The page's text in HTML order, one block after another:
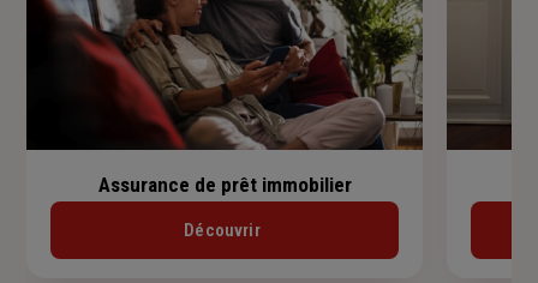
Assurance de prêt immobilier
Découvrir